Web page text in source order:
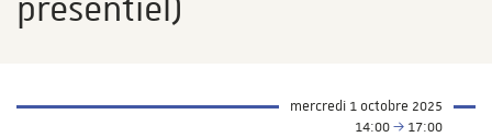
présentiel)
mercredi 1 octobre 2025
14:00
17:00